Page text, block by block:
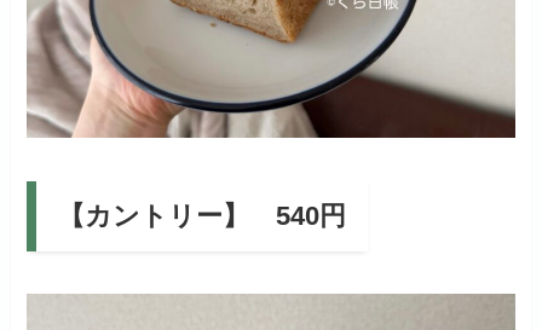
【カントリー】 540円